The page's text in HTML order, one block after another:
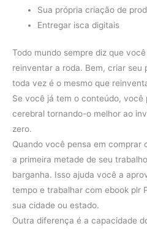
Sua própria criação de
Entregar isca digitais
Todo mundo sempre diz que
reinventar a roda. Bem, criar seu
toda vez é o mesmo que
Se você já tem o conteúdo, você
cerebral tornando-o melhor ao
zero.
Quando você pensa em comprar
a primeira metade de seu
barganha. Isso ajuda você a
tempo e trabalhar com ebook plr
sua cidade ou estado.
Outra diferença é a capacidade